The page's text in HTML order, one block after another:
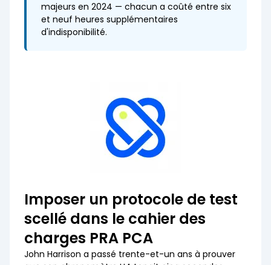
majeurs en 2024 — chacun a coûté entre six
et neuf heures supplémentaires
d'indisponibilité.
Imposer un protocole de test
scellé dans le cahier des
charges PRA PCA
John Harrison a passé trente-et-un ans à prouver